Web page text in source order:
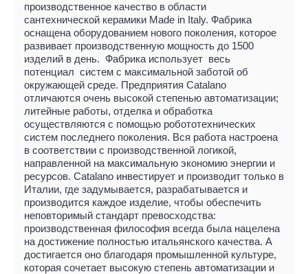
производственное качество в области
сантехнической керамики Made in Italy. Фабрика
оснащена оборудованием нового поколения, которое
развивает производственную мощность до 1500
изделий в день. Фабрика использует весь
потенциал систем с максимальной заботой об
окружающей среде. Предприятия Catalano
отличаются очень высокой степенью автоматизации;
литейные работы, отделка и обработка
осуществляются с помощью робототехнических
систем последнего поколения. Вся работа настроена
в соответствии с производственной логикой,
направленной на максимальную экономию энергии и
ресурсов. Catalano инвестирует и производит только в
Италии, где задумывается, разрабатывается и
производится каждое изделие, чтобы обеспечить
неповторимый стандарт превосходства:
производственная философия всегда была нацелена
на достижение полностью итальянского качества. А
достигается оно благодаря промышленной культуре,
которая сочетает высокую степень автоматизации и